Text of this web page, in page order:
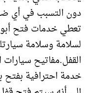
دون التسبب في أي
تعطي خدمات فتح
لسلامة وسلامة
القفل.مفاتيح
خدمة احترافية بفتح